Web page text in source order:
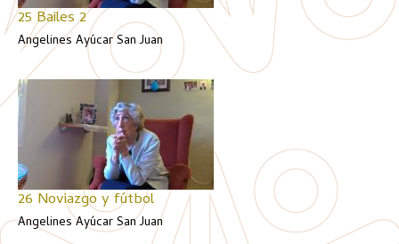
25 Bailes 2
Angelines Ayúcar San Juan
26 Noviazgo y fútbol
Angelines Ayúcar San Juan